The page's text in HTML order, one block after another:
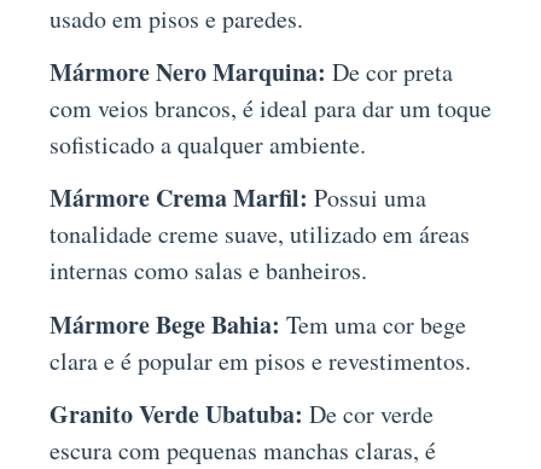
usado em pisos e paredes.
Mármore Nero Marquina: De cor preta
com veios brancos, é ideal para dar um toque
sofisticado a qualquer ambiente.
Mármore Crema Marfil: Possui uma
tonalidade creme suave, utilizado em áreas
internas como salas e banheiros.
Mármore Bege Bahia: Tem uma cor bege
clara e é popular em pisos e revestimentos.
Granito Verde Ubatuba: De cor verde
escura com pequenas manchas claras, é